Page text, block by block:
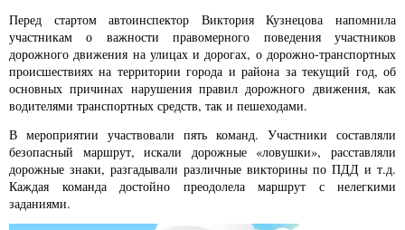
Перед стартом автоинспектор Виктория Кузнецова напомнила
участникам о важности правомерного поведения участников
дорожного движения на улицах и дорогах, о дорожно-транспортных
происшествиях на территории города и района за текущий год, об
основных причинах нарушения правил дорожного движения, как
водителями транспортных средств, так и пешеходами.
В мероприятии участвовали пять команд. Участники составляли
безопасный маршрут, искали дорожные «ловушки», расставляли
дорожные знаки, разгадывали различные викторины по ПДД и т.д.
Каждая команда достойно преодолела маршрут с нелегкими
заданиями.